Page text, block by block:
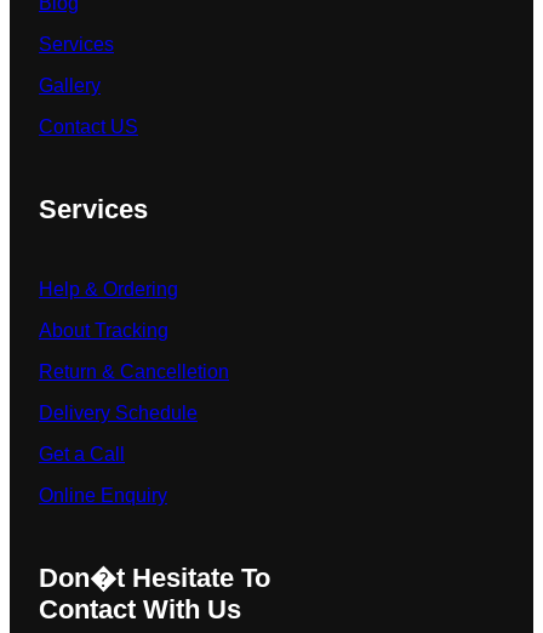
Services
Gallery
Contact US
Services
Help & Ordering
About Tracking
Return & Cancelletion
Delivery Schedule
Get a Call
Online Enquiry
Don�t Hesitate To
Contact With Us